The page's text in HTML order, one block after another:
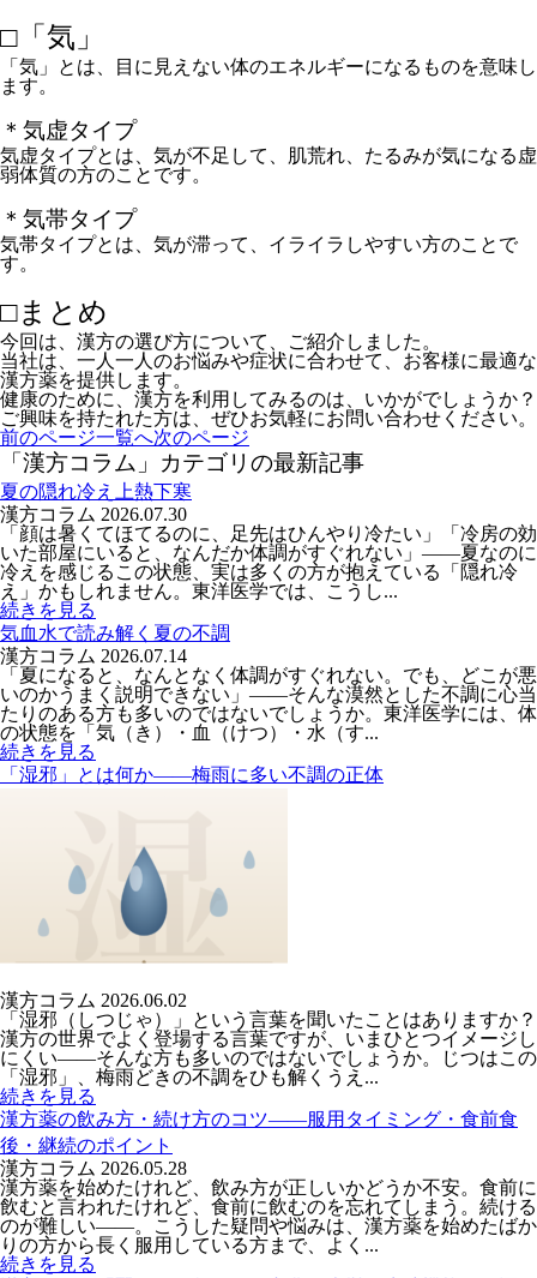
□「気」
「気」とは、目に見えない体のエネルギーになるものを意味し
ます。
＊気虚タイプ
気虚タイプとは、気が不足して、肌荒れ、たるみが気になる虚
弱体質の方のことです。
＊気帯タイプ
気帯タイプとは、気が滞って、イライラしやすい方のことで
す。
□まとめ
今回は、漢方の選び方について、ご紹介しました。
当社は、一人一人のお悩みや症状に合わせて、お客様に最適な
漢方薬を提供します。
健康のために、漢方を利用してみるのは、いかがでしょうか？
ご興味を持たれた方は、ぜひお気軽にお問い合わせください。
前のページ一覧へ次のページ
「漢方コラム」カテゴリの最新記事
夏の隠れ冷え上熱下寒
漢方コラム 2026.07.30
「顔は暑くてほてるのに、足先はひんやり冷たい」「冷房の効
いた部屋にいると、なんだか体調がすぐれない」――夏なのに
冷えを感じるこの状態、実は多くの方が抱えている「隠れ冷
え」かもしれません。東洋医学では、こうし...
続きを見る
気血水で読み解く夏の不調
漢方コラム 2026.07.14
「夏になると、なんとなく体調がすぐれない。でも、どこが悪
いのかうまく説明できない」――そんな漠然とした不調に心当
たりのある方も多いのではないでしょうか。東洋医学には、体
の状態を「気（き）・血（けつ）・水（す...
続きを見る
「湿邪」とは何か――梅雨に多い不調の正体
漢方コラム 2026.06.02
「湿邪（しつじゃ）」という言葉を聞いたことはありますか？
漢方の世界でよく登場する言葉ですが、いまひとつイメージし
にくい――そんな方も多いのではないでしょうか。じつはこの
「湿邪」、梅雨どきの不調をひも解くうえ...
続きを見る
漢方薬の飲み方・続け方のコツ――服用タイミング・食前食
後・継続のポイント
漢方コラム 2026.05.28
漢方薬を始めたけれど、飲み方が正しいかどうか不安。食前に
飲むと言われたけれど、食前に飲むのを忘れてしまう。続ける
のが難しい——。こうした疑問や悩みは、漢方薬を始めたばか
りの方から長く服用している方まで、よく...
続きを見る